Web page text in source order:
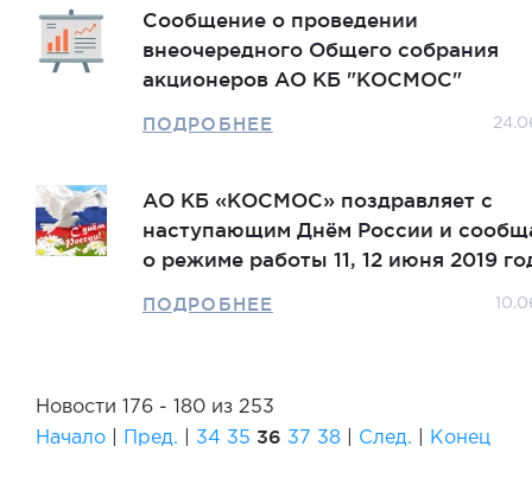
Сообщение о проведении
внеочередного Общего собрания
акционеров АО КБ "КОСМОС"
ПОДРОБНЕЕ
АО КБ «КОСМОС» поздравляет с
наступающим Днём России и
о режиме работы 11, 12 июня 2019
ПОДРОБНЕЕ
Новости 176 - 180 из 253
Начало
Пред. 34 35 36 37 38 След. Конец